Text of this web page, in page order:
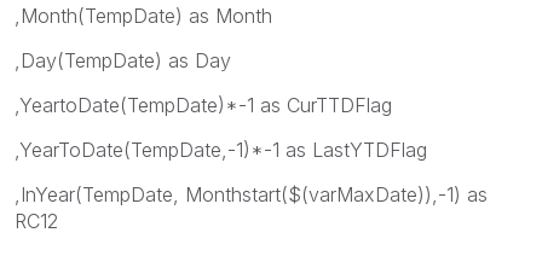
,Month(TempDate) as Month
,Day(TempDate) as Day
,YeartoDate(TempDate)*-1 as CurTTDFlag
,YearToDate(TempDate,-1)*-1 as LastYTDFlag
,InYear(TempDate, Monthstart($(varMaxDate)),-1) as
RC12